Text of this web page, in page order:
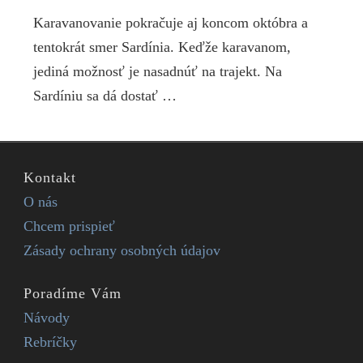
Karavanovanie pokračuje aj koncom októbra a
tentokrát smer Sardínia. Keďže karavanom,
jediná možnosť je nasadnúť na trajekt. Na
Sardíniu sa dá dostať …
Kontakt
O nás
Chcem prispieť
Zásady ochrany osobných údajov
Poradíme Vám
Návody
Rebríčky